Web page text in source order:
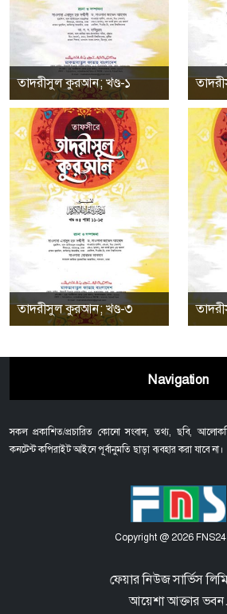
তাদরীসুল কুরআন; খণ্ড-১
তাদরীসুল কুরআন; খণ্ড-৩
Navigation
সকল প্রকাশিত/প্রচারিত কোনো সংবাদ, তথ্য, ছবি,
কনটেন্ট কপিরাইট আইনে পূর্বানুমতি ছাড়া ব্যবহার করা যাবে না।
Copyright @ 2026
ফেয়ার নিউজ সার্ভিস
আয়েশা আক্তার ভবন.